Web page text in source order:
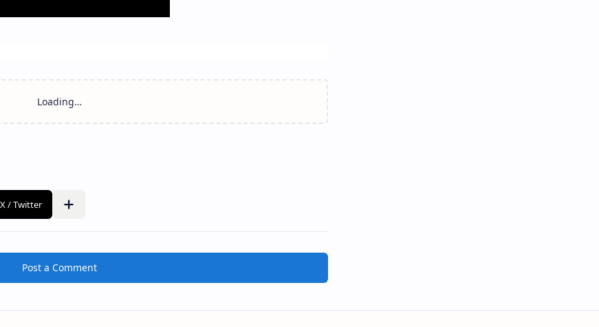
Post a Comment